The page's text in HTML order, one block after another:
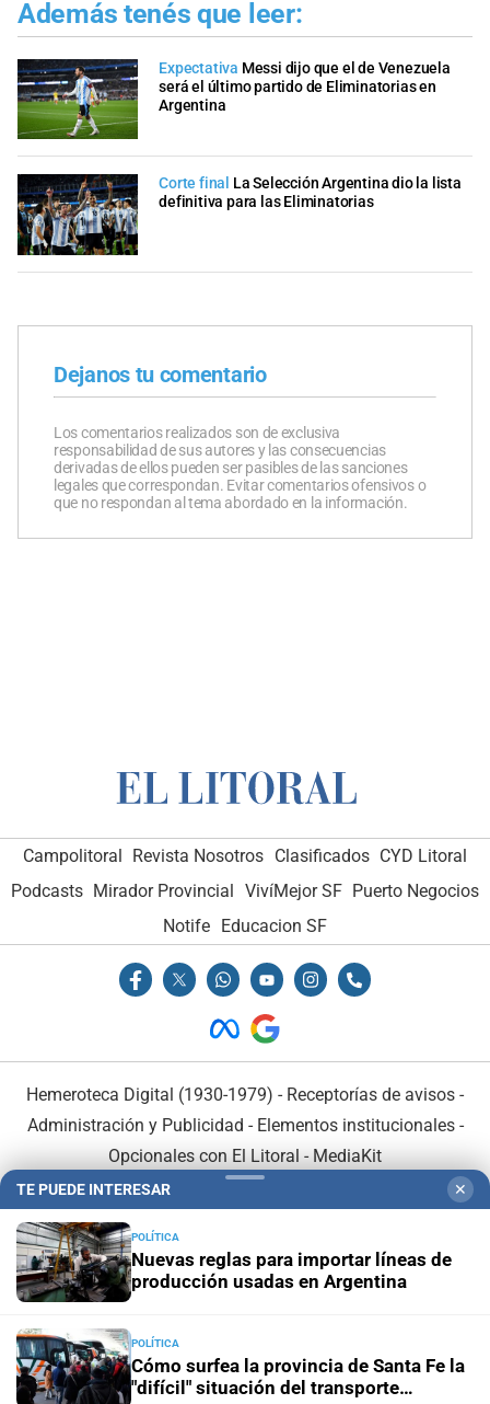
Además tenés que leer:
Expectativa Messi dijo que el de Venezuela
será el último partido de Eliminatorias en
Argentina
Corte final La Selección Argentina dio la lista
definitiva para las Eliminatorias
Dejanos tu comentario
Los comentarios realizados son de exclusiva
responsabilidad de sus autores y las consecuencias
derivadas de ellos pueden ser pasibles de las sanciones
legales que correspondan. Evitar comentarios ofensivos o
que no respondan al tema abordado en la información.
Campolitoral Revista Nosotros Clasificados CYD Litoral
Podcasts Mirador Provincial VivíMejor SF Puerto Negocios
Notife
Educacion SF
Hemeroteca Digital (1930-1979) - Receptorías de avisos -
Administración y Publicidad - Elementos institucionales-
Opcionales con El Litoral - MediaKit
En Asociación con:
TE PUEDE INTERESAR ✕
POLÍTICA
Nuevas reglas para importar líneas de
producción usadas en Argentina
POLÍTICA
Cómo surfea la provincia de Santa Fe la
"difícil" situación del transporte